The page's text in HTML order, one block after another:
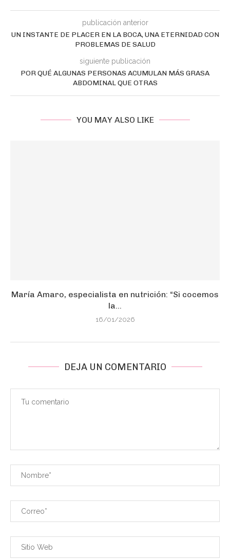
publicación anterior
UN INSTANTE DE PLACER EN LA BOCA, UNA ETERNIDAD CON
PROBLEMAS DE SALUD
siguiente publicación
POR QUÉ ALGUNAS PERSONAS ACUMULAN MÁS GRASA
ABDOMINAL QUE OTRAS
YOU MAY ALSO LIKE
María Amaro, especialista en nutrición: “Si cocemos
la...
16/01/2026
DEJA UN COMENTARIO